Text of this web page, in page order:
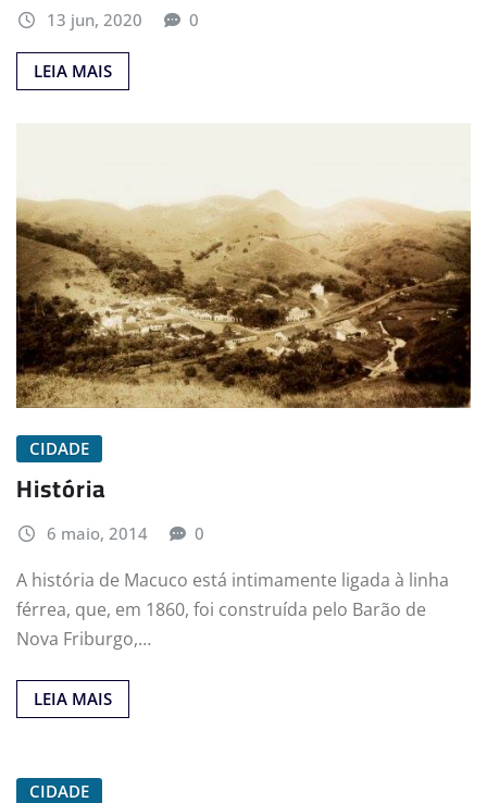
13 jun, 2020 0
LEIA MAIS
CIDADE
História
6 maio, 2014 0
A história de Macuco está intimamente ligada à linha
férrea, que, em 1860, foi construída pelo Barão de
Nova Friburgo,…
LEIA MAIS
CIDADE